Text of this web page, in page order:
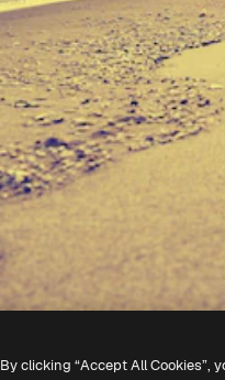
By clicking “Accept All Cookies”,